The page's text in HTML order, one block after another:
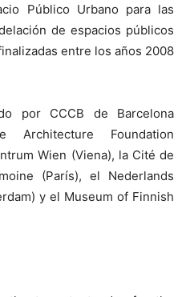
Público Urbano para las
de espacios públicos
entre los años 2008
por CCCB de Barcelona
Architecture Foundation
Wien (Viena), la Cité de
(París), el Nederlands
y el Museum of Finnish